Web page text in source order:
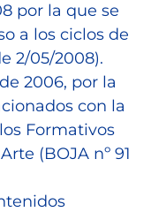
por la que se
a los ciclos de
2/05/2008).
2006, por la
con la
Formativos
(BOJA nº 91